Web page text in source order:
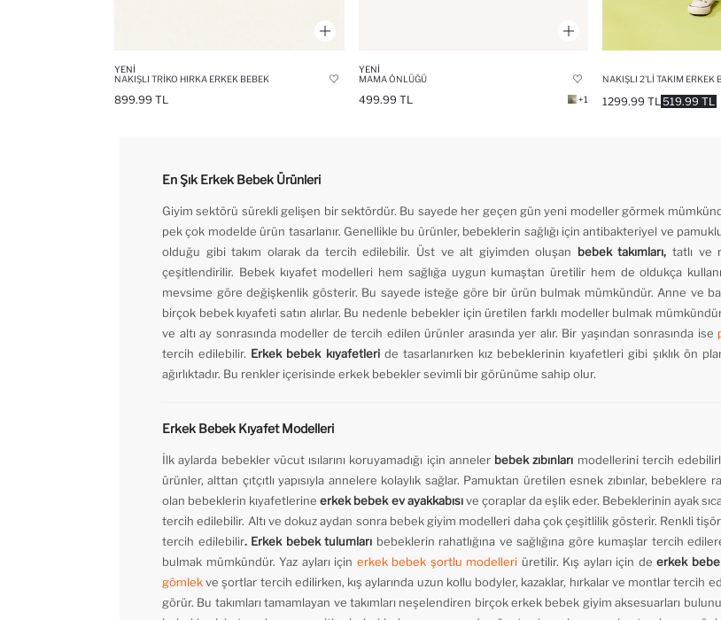
YENI
NAKIŞLI TRIKO HIRKA ERKEK BEBEK
899.99 TL
YENI
MAMA ÖNLÜĞÜ
499.99 TL +1
NAKIŞLI 2'LI TAKIM ERKEK
519.99 TL
1299.99 TL
En Şık Erkek Bebek Ürünleri
Giyim sektörü sürekli gelişen bir sektördür. Bu sayede her geçen gün yeni modeller görmek
pek çok modelde ürün tasarlanır. Genellikle bu ürünler, bebeklerin sağlığı için antibakteriyel ve
olduğu gibi takım olarak da tercih edilebilir. Üst ve alt giyimden oluşan bebek takımları, tatlı ve
çeşitlendirilir. Bebek kıyafet modelleri hem sağlığa uygun kumaştan üretilir hem de oldukça
mevsime göre değişkenlik gösterir. Bu sayede isteğe göre bir ürün bulmak mümkündür. Anne ve
birçok bebek kıyafeti satın alırlar. Bu nedenle bebekler için üretilen farklı modeller bulmak mümkündür.
ve altı ay sonrasında modeller de tercih edilen ürünler arasında yer alır. Bir yaşından sonrasında ise
tercih edilebilir. Erkek bebek kıyafetleri de tasarlanırken kız bebeklerinin kıyafetleri gibi şıklık ön
ağırlıktadır. Bu renkler içerisinde erkek bebekler sevimli bir görünüme sahip olur.
Erkek Bebek Kıyafet Modelleri
İlk aylarda bebekler vücut ısılarını koruyamadığı için anneler bebek zıbınları modellerini tercih
ürünler, alttan çıtçıtlı yapısıyla annelere kolaylık sağlar. Pamuktan üretilen esnek zıbınlar,
olan bebeklerin kıyafetlerineerkek bebek ev ayakkabısıve çoraplar da eşlik eder. Bebeklerinin ayak
tercih edilebilir. Altı ve dokuz aydan sonra bebek giyim modelleri daha çok çeşitlilik gösterir. Renkli
tercih edilebilir. Erkek bebek tulumları bebeklerin rahatlığına ve sağlığına göre kumaşlar tercih
bulmak mümkündür. Yaz ayları için erkek bebek şortlu modelleri üretilir. Kış ayları için deerkek
gömlekve şortlar tercih edilirken, kış aylarında uzun kollu bodyler, kazaklar, hırkalar ve montlar tercih
görür. Bu takımları tamamlayan ve takımları neşelendiren birçok erkek bebek giyim aksesuarları